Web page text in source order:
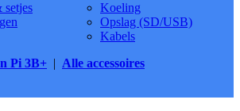
setjes
Koeling
Opslag (SD/USB)
Kabels
Pi 3B+ | Alle accessoires